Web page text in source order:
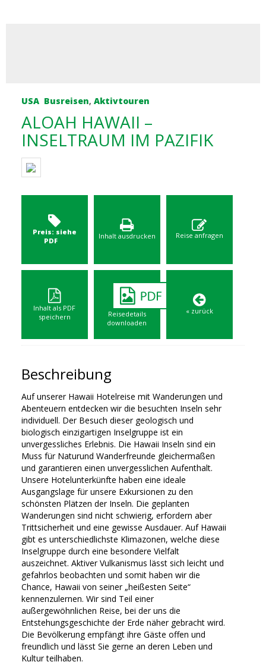
USA Busreisen, Aktivtouren
ALOAH HAWAII –
INSELTRAUM IM PAZIFIK
Preis: siehe
PDF
Inhalt ausdrucken Reise anfragen
Inhalt als PDF
speichern
Reisedetails
downloaden
« zurück
Beschreibung
Auf unserer Hawaii Hotelreise mit Wanderungen und
Abenteuern entdecken wir die besuchten Inseln sehr
individuell. Der Besuch dieser geologisch und
biologisch einzigartigen Inselgruppe ist ein
unvergessliches Erlebnis. Die Hawaii Inseln sind ein
Muss für Naturund Wanderfreunde gleichermaßen
und garantieren einen unvergesslichen Aufenthalt.
Unsere Hotelunterkünfte haben eine ideale
Ausgangslage für unsere Exkursionen zu den
schönsten Plätzen der Inseln. Die geplanten
Wanderungen sind nicht schwierig, erfordern aber
Trittsicherheit und eine gewisse Ausdauer. Auf Hawaii
gibt es unterschiedlichste Klimazonen, welche diese
Inselgruppe durch eine besondere Vielfalt
auszeichnet. Aktiver Vulkanismus lässt sich leicht und
gefahrlos beobachten und somit haben wir die
Chance, Hawaii von seiner „heißesten Seite“
kennenzulernen. Wir sind Teil einer
außergewöhnlichen Reise, bei der uns die
Entstehungsgeschichte der Erde näher gebracht wird.
Die Bevölkerung empfängt ihre Gäste offen und
freundlich und lässt Sie gerne an deren Leben und
Kultur teilhaben.